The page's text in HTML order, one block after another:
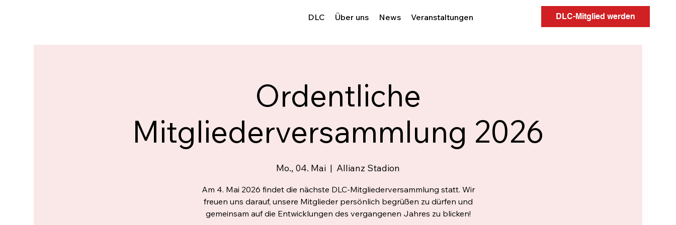
DLC Über uns News Veranstaltungen DLC-Mitglied werden
Ordentliche
Mitgliederversammlung 2026
Mo., 04. Mai
  |
Allianz Stadion
Am 4. Mai 2026 findet die nächste DLC-Mitgliederversammlung statt. Wir
freuen uns darauf, unsere Mitglieder persönlich begrüßen zu dürfen und
gemeinsam auf die Entwicklungen des vergangenen Jahres zu blicken!